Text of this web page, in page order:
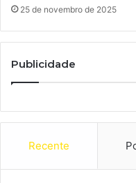
25 de novembro de 2025
Publicidade
Recente